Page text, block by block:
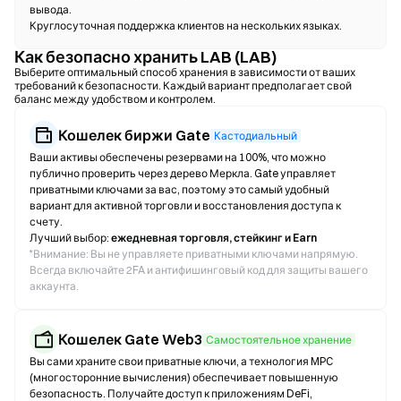
вывода.
Круглосуточная поддержка клиентов на нескольких языках.
Как безопасно хранить LAB (LAB)
Выберите оптимальный способ хранения в зависимости от ваших
требований к безопасности. Каждый вариант предполагает свой
баланс между удобством и контролем.
Кошелек биржи Gate Кастодиальный
Ваши активы обеспечены резервами на 100%, что можно
публично проверить через дерево Меркла. Gate управляет
приватными ключами за вас, поэтому это самый удобный
вариант для активной торговли и восстановления доступа к
счету.
Лучший выбор: ежедневная торговля, стейкинг и Earn
*Внимание: Вы не управляете приватными ключами напрямую.
Всегда включайте 2FA и антифишинговый код для защиты вашего
аккаунта.
Кошелек Gate Web3 Самостоятельное хранение
Вы сами храните свои приватные ключи, а технология MPC
(многосторонние вычисления) обеспечивает повышенную
безопасность. Получайте доступ к приложениям DeFi,